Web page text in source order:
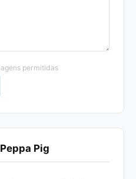
permitidas
Pig